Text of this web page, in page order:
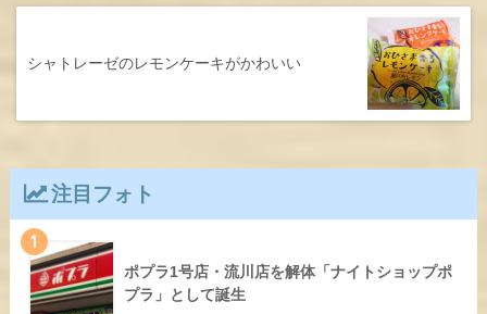
シャトレーゼのレモンケーキがかわいい
注目フォト
1
ポプラ1号店・流川店を解体「ナイトショップポ
プラ」として誕生